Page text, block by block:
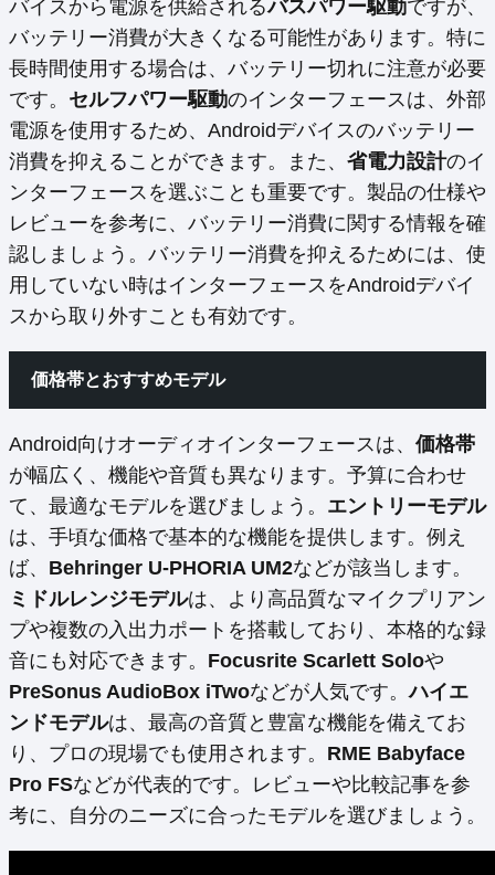
バイスから電源を供給されるバスパワー駆動ですが、
バッテリー消費が大きくなる可能性があります。特に
長時間使用する場合は、バッテリー切れに注意が必要
です。 セルフパワー駆動のインターフェースは、外部
電源を使用するため、Androidデバイスのバッテリー
消費を抑えることができます。また、 省電力設計のイ
ンターフェースを選ぶことも重要です。製品の仕様や
レビューを参考に、バッテリー消費に関する情報を確
認しましょう。バッテリー消費を抑えるためには、使
用していない時はインターフェースをAndroidデバイ
スから取り外すことも有効です。
価格帯とおすすめモデル
Android向けオーディオインターフェースは、 価格帯
が幅広く、機能や音質も異なります。予算に合わせ
て、最適なモデルを選びましょう。 エントリーモデル
は、手頃な価格で基本的な機能を提供します。例え
ば、 Behringer U-PHORIA UM2などが該当します。
ミドルレンジモデルは、より高品質なマイクプリアン
プや複数の入出力ポートを搭載しており、本格的な録
音にも対応できます。 Focusrite Scarlett Soloや
PreSonus AudioBox iTwoなどが人気です。ハイエ
ンドモデルは、最高の音質と豊富な機能を備えてお
り、プロの現場でも使用されます。 RME Babyface
Pro FSなどが代表的です。レビューや比較記事を参
考に、自分のニーズに合ったモデルを選びましょう。